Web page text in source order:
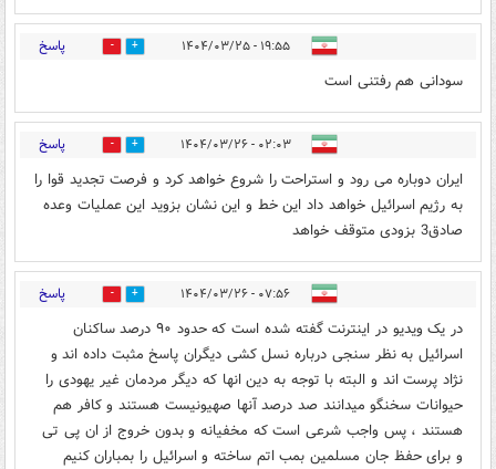
۱۹:۵۵ - ۱۴۰۴/۰۳/۲۵ 11 پاسخ
سودانی هم رفتنی است
۰۲:۰۳ - ۱۴۰۴/۰۳/۲۶ 0 پاسخ
ایران دوباره می رود و استراحت را شروع خواهد کرد و فرصت تجدید قوا را
به رژیم اسرائیل خواهد داد این خط و این نشان بزوید این عملیات وعده
صادق3 بزودی متوقف خواهد
۰۷:۵۶ - ۱۴۰۴/۰۳/۲۶ 3 پاسخ
در یک ویدیو در اینترنت گفته شده است که حدود ۹۰ درصد ساکنان
اسرائیل به نظر سنجی درباره نسل کشی دیگران پاسخ مثبت داده اند و
نژاد پرست اند و البته با توجه به دین انها که دیگر مردمان غیر یهودی را
حیوانات سخنگو میدانند صد درصد آنها صهیونیست هستند و کافر هم
هستند ، پس واجب شرعی است که مخفیانه و بدون خروج از ان پی تی
و برای حفظ جان مسلمین بمب اتم ساخته و اسرائیل را بمباران کنیم